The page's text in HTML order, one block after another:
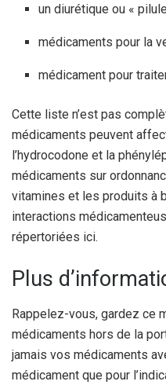
un diurétique ou «
médicaments pour la
médicament pour
Cette liste n’est pas
médicaments peuvent
l’hydrocodone et la
médicaments sur
vitamines et les produits à
interactions
répertoriées ici.
Plus
Rappelez-vous, gardez ce
médicaments hors de la
jamais vos médicaments
médicament que pour